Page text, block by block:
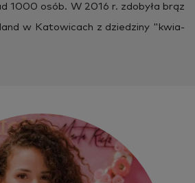
1000 osób. W 2016 r. zdo­by­ła brąz
w Ka­to­wi­cach z dzie­dzi­ny "kwia­